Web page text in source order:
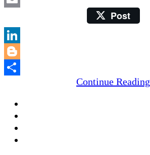
EmailPost
Share
Continue Reading